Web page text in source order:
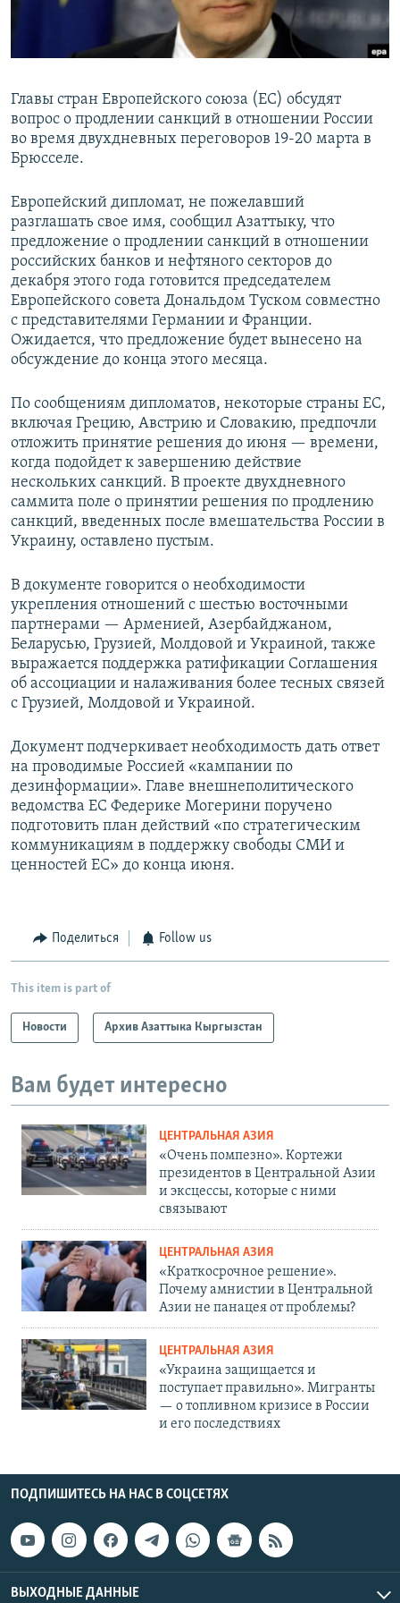
Главы стран Европейского союза (ЕС) обсудят
вопрос о продлении санкций в отношении России
во время двухдневных переговоров 19-20 марта в
Брюсселе.
Европейский дипломат, не пожелавший
разглашать свое имя, сообщил Азаттыку, что
предложение о продлении санкций в отношении
российских банков и нефтяного секторов до
декабря этого года готовится председателем
Европейского совета Дональдом Туском совместно
с представителями Германии и Франции.
Ожидается, что предложение будет вынесено на
обсуждение до конца этого месяца.
По сообщениям дипломатов, некоторые страны ЕС,
включая Грецию, Австрию и Словакию, предпочли
отложить принятие решения до июня — времени,
когда подойдет к завершению действие
нескольких санкций. В проекте двухдневного
саммита поле о принятии решения по продлению
санкций, введенных после вмешательства России в
Украину, оставлено пустым.
В документе говорится о необходимости
укрепления отношений с шестью восточными
партнерами — Арменией, Азербайджаном,
Беларусью, Грузией, Молдовой и Украиной, также
выражается поддержка ратификации Соглашения
об ассоциации и налаживания более тесных связей
с Грузией, Молдовой и Украиной.
Документ подчеркивает необходимость дать ответ
на проводимые Россией «кампании по
дезинформации». Главе внешнеполитического
ведомства ЕС Федерике Могерини поручено
подготовить план действий «по стратегическим
коммуникациям в поддержку свободы СМИ и
ценностей ЕС» до конца июня.
Поделиться Follow us
This item is part of
Новости Архив Азаттыка Кыргызстан
Вам будет интересно
ЦЕНТРАЛЬНАЯ АЗИЯ
«Очень помпезно». Кортежи
президентов в Центральной Азии
и эксцессы, которые с ними
связывают
ЦЕНТРАЛЬНАЯ АЗИЯ
«Краткосрочное решение».
Почему амнистии в Центральной
Азии не панацея от проблемы?
ЦЕНТРАЛЬНАЯ АЗИЯ
«Украина защищается и
поступает правильно». Мигранты
— о топливном кризисе в России
и его последствиях
ПОДПИШИТЕСЬ НА НАС В СОЦСЕТЯХ
ВЫХОДНЫЕ ДАННЫЕ